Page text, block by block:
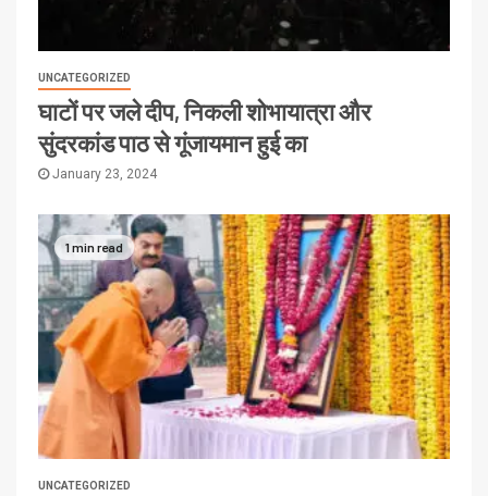
UNCATEGORIZED
घाटों पर जले दीप, निकली शोभायात्रा और
सुंदरकांड पाठ से गूंजायमान हुई का
January 23, 2024
1 min read
UNCATEGORIZED